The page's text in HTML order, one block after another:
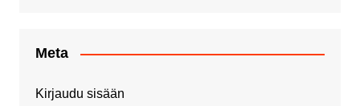
Meta
Kirjaudu sisään